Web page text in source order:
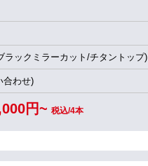
ラックミラーカット/チタントップ)
合わせ)
円~ 税込/4本